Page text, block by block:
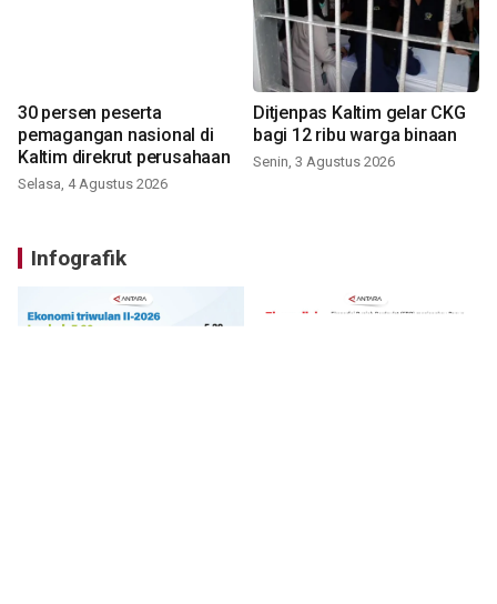
30 persen peserta
pemagangan nasional di
Kaltim direkrut perusahaan
Selasa, 4 Agustus 2026
Ditjenpas Kaltim gelar CKG
bagi 12 ribu warga binaan
Senin, 3 Agustus 2026
Infografik